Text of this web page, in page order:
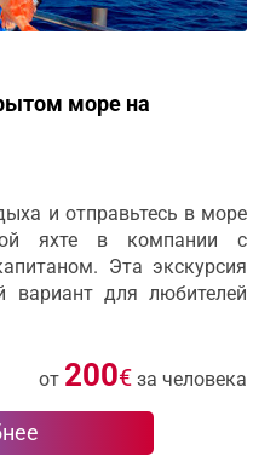
море на
и отправьтесь в море
яхте в компании с
Эта экскурсия
вариант для любителей
от 200€ за человека